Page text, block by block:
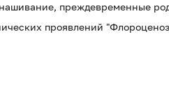
преждевременные
проявлений